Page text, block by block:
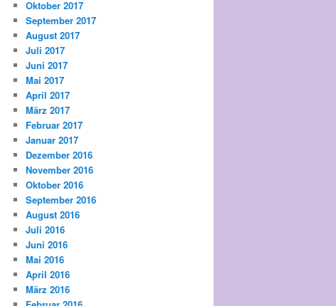
Oktober 2017
September 2017
August 2017
Juli 2017
Juni 2017
Mai 2017
April 2017
März 2017
Februar 2017
Januar 2017
Dezember 2016
November 2016
Oktober 2016
September 2016
August 2016
Juli 2016
Juni 2016
Mai 2016
April 2016
März 2016